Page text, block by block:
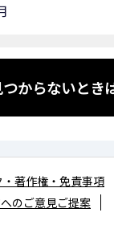
からないとき
・著作権・免責事項
のご意見ご提案